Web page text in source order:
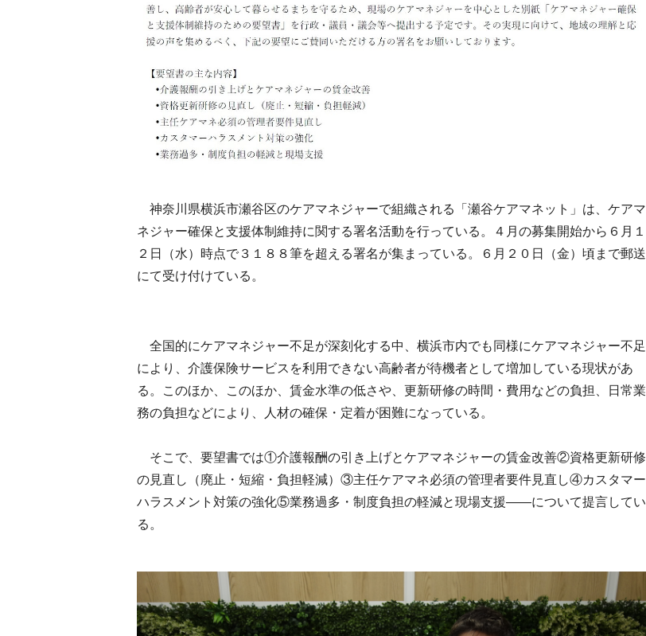
神奈川県横浜市瀬谷区のケアマネジャーで組織される「瀬谷ケアマネット」は、ケアマ
ネジャー確保と支援体制維持に関する署名活動を行っている。４月の募集開始から６月１
２日（水）時点で３１８８筆を超える署名が集まっている。６月２０日（金）頃まで郵送
にて受け付けている。
全国的にケアマネジャー不足が深刻化する中、横浜市内でも同様にケアマネジャー不足
により、介護保険サービスを利用できない高齢者が待機者として増加している現状があ
る。このほか、このほか、賃金水準の低さや、更新研修の時間・費用などの負担、日常業
務の負担などにより、人材の確保・定着が困難になっている。
そこで、要望書では①介護報酬の引き上げとケアマネジャーの賃金改善②資格更新研修
の見直し（廃止・短縮・負担軽減）③主任ケアマネ必須の管理者要件見直し④カスタマー
ハラスメント対策の強化⑤業務過多・制度負担の軽減と現場支援――について提言してい
る。